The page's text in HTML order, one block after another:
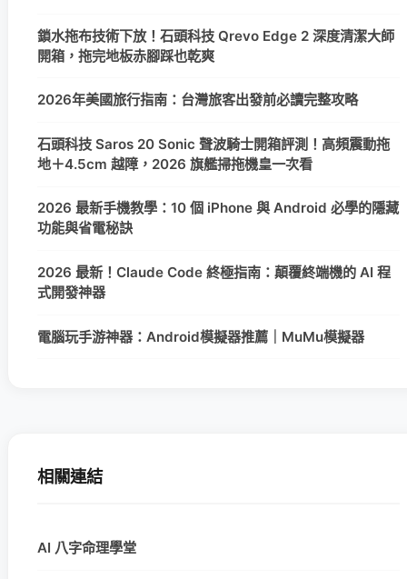
鎖水拖布技術下放！石頭科技 Qrevo Edge 2 深度清潔大師
開箱，拖完地板赤腳踩也乾爽
2026年美國旅行指南：台灣旅客出發前必讀完整攻略
石頭科技 Saros 20 Sonic 聲波騎士開箱評測！高頻震動拖
地＋4.5cm 越障，2026 旗艦掃拖機皇一次看
2026 最新手機教學：10 個 iPhone 與 Android 必學的隱藏
功能與省電秘訣
2026 最新！Claude Code 終極指南：顛覆終端機的 AI 程
式開發神器
電腦玩手游神器：Android模擬器推薦｜MuMu模擬器
相關連結
AI 八字命理學堂